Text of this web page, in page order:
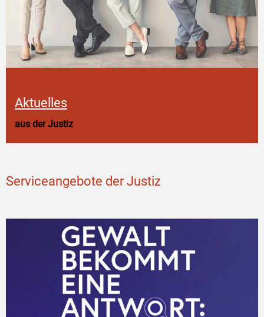
Aktuelles
aus der Justiz
Serviceangebote der Justiz